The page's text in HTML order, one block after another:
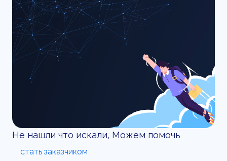
Не нашли что искали, Можем помочь
стать заказчиком